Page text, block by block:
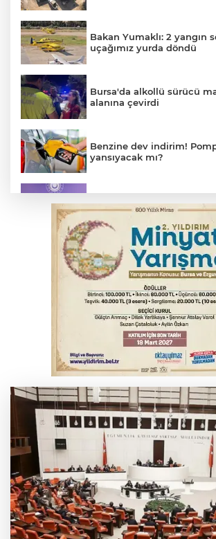
Bakan Yumaklı: 2 yangın
uçağımız yurda döndü
Bursa'da alkollü sürücü
alanına çevirdi
Benzine dev indirim!
yansıyacak mı?
milletimize hayırlı olsun
Serbest piyasada döviz
Osmangazi’de kaldırım
Serbest piyasada altın